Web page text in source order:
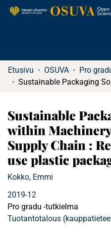
Etusivu OSUVA
Sustainable
within
Supply Chain :
use plastic
Kokko, Emmi
2019-12
Pro gradu -tutkielma
Tuotantotalous